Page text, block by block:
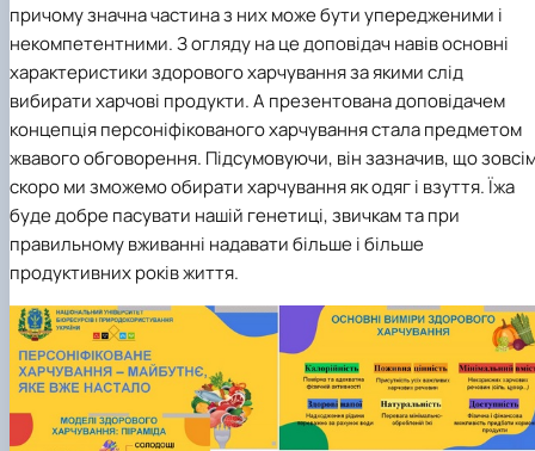
причому значна частина з них може бути упередженими і
некомпетентними. З огляду на це доповідач навів основні
характеристики здорового харчування за якими слід
вибирати харчові продукти. А презентована доповідачем
концепція персоніфікованого харчування стала предметом
жвавого обговорення. Підсумовуючи, він зазначив, що
скоро ми зможемо обирати харчування як одяг і взуття. Їжа
буде добре пасувати нашій генетиці, звичкам та при
правильному вживанні надавати більше і більше
продуктивних років життя.